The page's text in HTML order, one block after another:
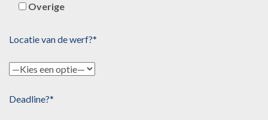
Overige
Locatie van de werf?*
Deadline?*